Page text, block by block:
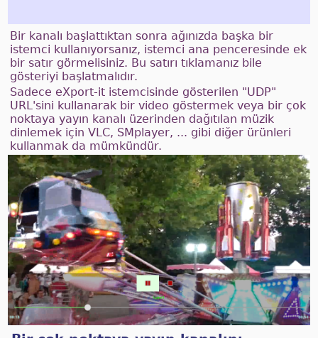
Bir kanalı başlattıktan sonra ağınızda başka bir
istemci kullanıyorsanız, istemci ana penceresinde ek
bir satır görmelisiniz. Bu satırı tıklamanız bile
gösteriyi başlatmalıdır.
Sadece eXport-it istemcisinde gösterilen "UDP"
URL'sini kullanarak bir video göstermek veya bir çok
noktaya yayın kanalı üzerinden dağıtılan müzik
dinlemek için VLC, SMplayer, ... gibi diğer ürünleri
kullanmak da mümkündür.